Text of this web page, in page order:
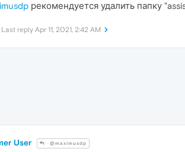
рекомендуется удалить папку
Last reply Apr 11, 2021, 2:42 AM
User @maximusdp